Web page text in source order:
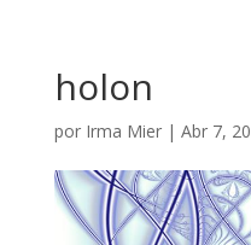
holon
por Irma Mier| Abr 7,